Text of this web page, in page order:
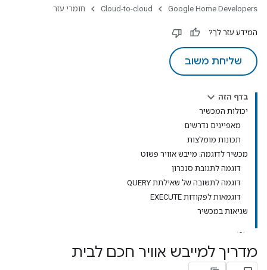
Google Home Developers
Cloud-to-cloud חומרי עזר
המידע עזר לך?
שליחת משוב
בדף הזה
יכולות המכשיר
מאפיינים נדרשים
תכונות מומלצות
מכשיר לדוגמה: מייבש אוויר פשוט
דוגמה לתגובת סנכרון
דוגמה לתשובה של שאילתת QUERY
דוגמאות לפקודות EXECUTE
שגיאות במכשיר
מדריך למייבש אוויר חכם לבית